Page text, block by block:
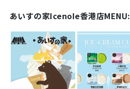
あいすの家IcenoIe香港店MENU: